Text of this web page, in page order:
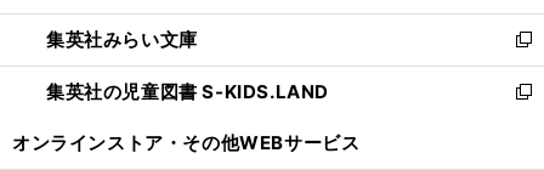
開
く
ウ
で
開
く
ン
ド
ウ
で
ウ
ィ
ン
ド
集英社みらい文庫
新
し
い
集英社の児童図書 S-KIDS.LAND
新
オンラインストア・ その他WEBサービス